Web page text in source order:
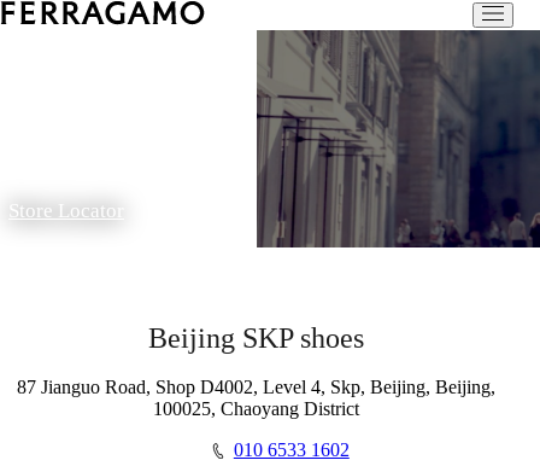
Store Locator
Beijing SKP shoes
87 Jianguo Road, Shop D4002, Level 4, Skp, Beijing, Beijing,
100025, Chaoyang District
010 6533 1602